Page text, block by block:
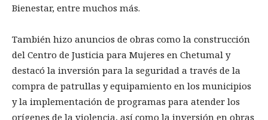
Bienestar, entre muchos más.
También hizo anuncios de obras como la construcción
del Centro de Justicia para Mujeres en Chetumal y
destacó la inversión para la seguridad a través de la
compra de patrullas y equipamiento en los municipios
y la implementación de programas para atender los
orígenes de la violencia, así como la inversión en obras